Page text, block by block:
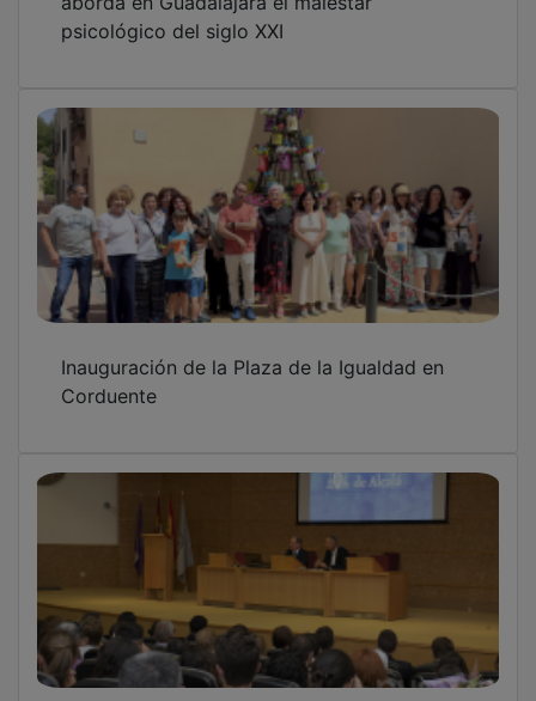
psicológico del siglo XXI
Corduente